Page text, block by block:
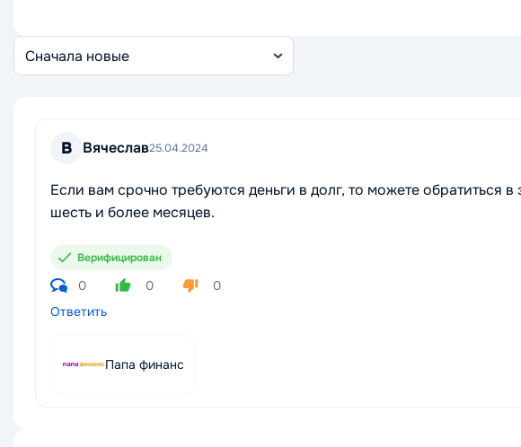
Сортировка
отзывов
В Вячеслав25.04.2024
Если вам срочно требуются деньги в долг, то можете обратиться
шесть и более месяцев.
Верифицирован
0 0
0
Ответить
Папа финанс